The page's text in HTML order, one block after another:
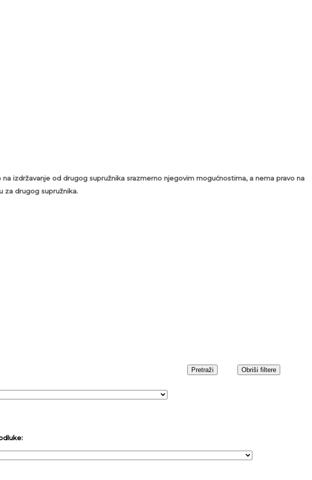
izdržavanje od drugog supružnika srazmerno njegovim mogućnostima, a nema pravo na
za drugog supružnika.